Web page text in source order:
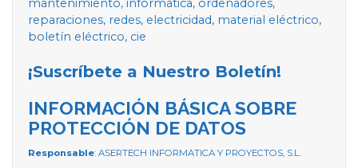
mantenimiento, informática, ordenadores,
reparaciones, redes, electricidad, material eléctrico,
boletín eléctrico, cie
¡Suscríbete a Nuestro Boletín!
INFORMACIÓN BÁSICA SOBRE
PROTECCIÓN DE DATOS
Responsable: ASERTECH INFORMATICA Y PROYECTOS, S.L.